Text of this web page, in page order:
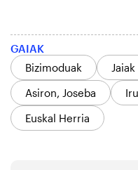
GAIAK
Bizimoduak
Jaiak
Asiron, Joseba
Euskal Herria